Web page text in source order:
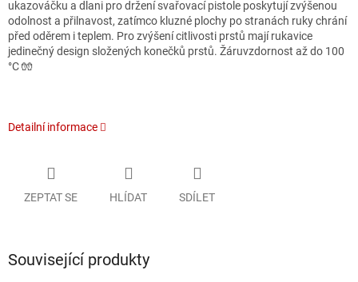
ukazováčku a dlani pro držení svařovací pistole poskytují zvýšenou
odolnost a přilnavost, zatímco kluzné plochy po stranách ruky chrání
před oděrem i teplem. Pro zvýšení citlivosti prstů mají rukavice
jedinečný design složených konečků prstů. Žáruvzdornost až do 100
°C 🧤
Detailní informace
ZEPTAT SE HLÍDAT SDÍLET
Související produkty